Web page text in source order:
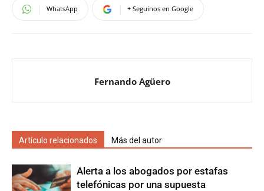
WhatsApp + Seguinos en Google
Fernando Agüero
Artículo relacionados Más del autor
Alerta a los abogados por estafas
telefónicas por una supuesta